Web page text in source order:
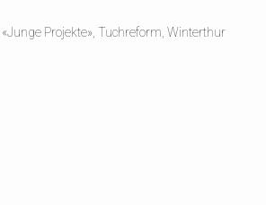
Projekte», Tuchreform, Winterthur